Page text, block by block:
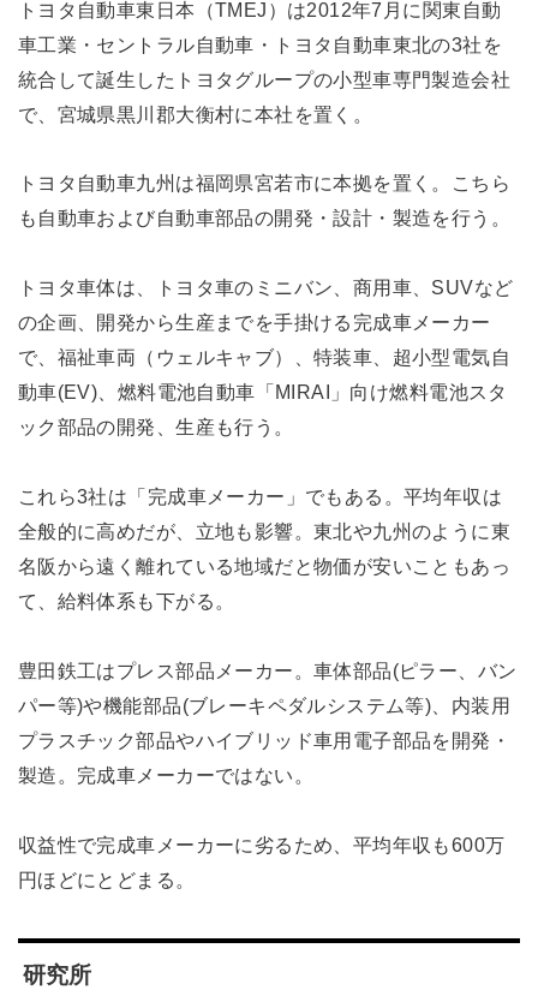
トヨタ自動車東日本（TMEJ）は2012年7月に関東自動
車工業・セントラル自動車・トヨタ自動車東北の3社を
統合して誕生したトヨタグループの小型車専門製造会社
で、宮城県黒川郡大衡村に本社を置く。
トヨタ自動車九州は福岡県宮若市に本拠を置く。こちら
も自動車および自動車部品の開発・設計・製造を行う。
トヨタ車体は、トヨタ車のミニバン、商用車、SUVなど
の企画、開発から生産までを手掛ける完成車メーカー
で、福祉車両（ウェルキャブ）、特装車、超小型電気自
動車(EV)、燃料電池自動車「MIRAI」向け燃料電池スタ
ック部品の開発、生産も行う。
これら3社は「完成車メーカー」でもある。平均年収は
全般的に高めだが、立地も影響。東北や九州のように東
名阪から遠く離れている地域だと物価が安いこともあっ
て、給料体系も下がる。
豊田鉄工はプレス部品メーカー。車体部品(ピラー、バン
パー等)や機能部品(ブレーキペダルシステム等)、内装用
プラスチック部品やハイブリッド車用電子部品を開発・
製造。完成車メーカーではない。
収益性で完成車メーカーに劣るため、平均年収も600万
円ほどにとどまる。
研究所